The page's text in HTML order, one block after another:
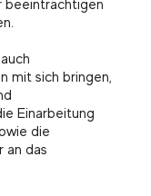
beeinträchtigen
mit sich bringen,
Einarbeitung
die
an das